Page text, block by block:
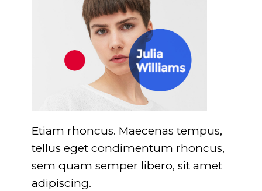
Etiam rhoncus. Maecenas tempus,
tellus eget condimentum rhoncus,
sem quam semper libero, sit amet
adipiscing.